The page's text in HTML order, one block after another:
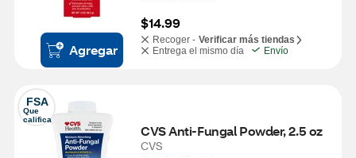
Agregar
$14.99
Recoger - Verificar más tiendas
Entrega el mismo día
Envío
FSA
Que
califica
CVS Anti-Fungal Powder, 2.5 oz
CVS